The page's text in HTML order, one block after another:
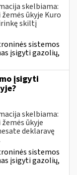
skelbiama:
ūkyje Kuro
skiltį
sistemos
įsigyti gazolių,
įsigyti
skelbiama:
ūkyje
deklaravę
sistemos
įsigyti gazolių,